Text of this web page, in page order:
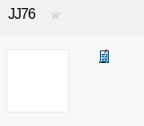
JJ76